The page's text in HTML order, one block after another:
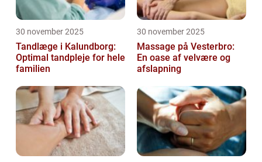
30 november 2025
Tandlæge i Kalundborg:
Optimal tandpleje for hele
familien
30 november 2025
Massage på Vesterbro:
En oase af velvære og
afslapning